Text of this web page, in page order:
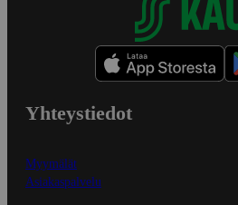
Yhteystiedot
Myymälät
Asiakaspalvelu